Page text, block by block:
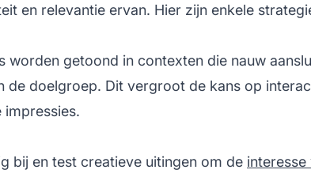
en relevantie ervan. Hier zijn enkele
worden getoond in contexten die nauw
de doelgroep. Dit vergroot de kans op
bij en test creatieve uitingen om de interesse